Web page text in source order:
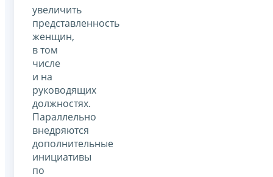
увеличить
представленность
женщин,
в том
числе
и на
руководящих
должностях.
Параллельно
внедряются
дополнительные
инициативы
по